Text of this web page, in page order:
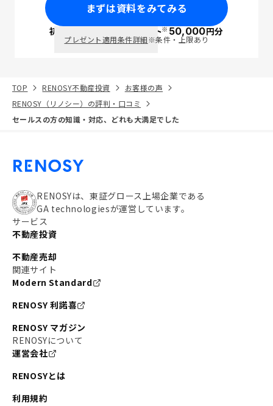
まずは資料をみてみる
初回面談で ポイント※50,000円分
プレゼント適用条件詳細※条件・上限あり
TOP RENOSY不動産投資
お客様の声
RENOSY（リノシー）の評判・口コミ
セールスの方の知識・対応、どれも大満足でした
RENOSYは、東証グロース上場企業である
GA technologiesが運営しています。
サービス
不動産投資
不動産売却
関連サイト
Modern Standard
RENOSY 利諾喜
RENOSY マガジン
RENOSYについて
運営会社
RENOSYとは
利用規約